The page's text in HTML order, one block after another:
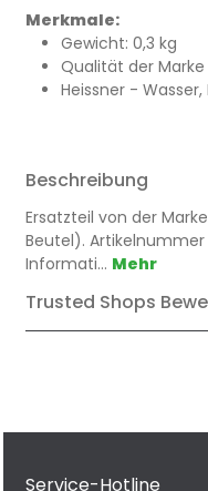
Merkmale:
Gewicht: 0,3 kg
Qualität der Marke
Heissner -
Beschreibung
Ersatzteil von der
Beutel). Artikelnummer
Informati… Mehr
Trusted Shops
Service-Hotline